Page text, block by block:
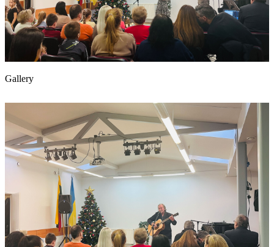
Gallery